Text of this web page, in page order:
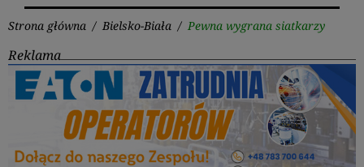
Strona główna / Bielsko-Biała / Pewna wygrana siatkarzy
Reklama